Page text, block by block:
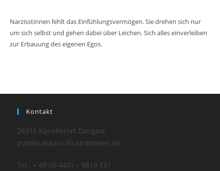
Narzisstinnen fehlt das Einfühlungsvermögen. Sie drehen sich nur
um sich selbst und gehen dabei über Leichen. Sich alles einverleiben
zur Erbauung des eigenen Egos.
Kontakt
26316 Künstlerort Dangast
post@caspars-illustrationen.de
Tel.: + 49 (0) 4451 – 9619 731